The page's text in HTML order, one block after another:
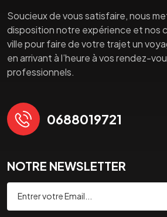
Soucieux de vous satisfaire, nous
disposition notre expérience et nos
ville pour faire de votre trajet un
en arrivant à l’heure à vos rendez-
professionnels.
0688019721
NOTRE NEWSLETTER